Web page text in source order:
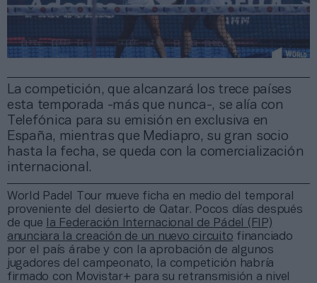
La competición, que alcanzará los trece países
esta temporada -más que nunca-, se alía con
Telefónica para su emisión en exclusiva en
España, mientras que Mediapro, su gran socio
hasta la fecha, se queda con la comercialización
internacional.
World Padel Tour mueve ficha en medio del temporal
proveniente del desierto de Qatar. Pocos días después
de que
la Federación Internacional de Pádel (FIP)
anunciara la creación de un nuevo circuito financiado
por el país árabe y con la aprobación de algunos
jugadores del campeonato, la competición habría
firmado con Movistar+ para su retransmisión a nivel